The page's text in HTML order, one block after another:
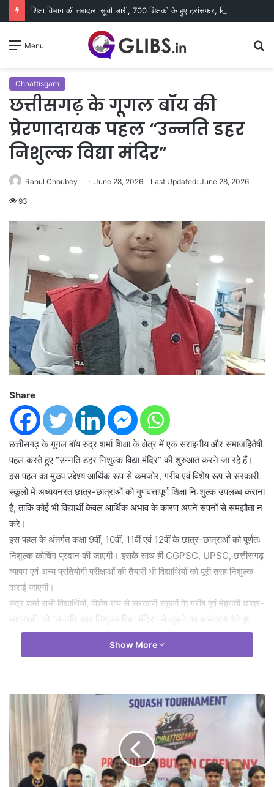
Menu
Chhattisgarh
छत्तीसगढ़ के गूगल बॉय की
प्रेरणादायक पहल “उन्नति डहर
निशुल्क विद्या मंदिर”
Rahul Choubey June 28, 2026 Last Updated: June 28, 2026
93
Share
छत्तीसगढ़ के गूगल बॉय रुद्र शर्मा शिक्षा के क्षेत्र में एक सराहनीय और समाजहितैषी
पहल करते हुए “उन्नति डहर निशुल्क विद्या मंदिर” की शुरुआत करने जा रहे हैं।
इस पहल का मुख्य उद्देश्य आर्थिक रूप से कमजोर, गरीब एवं विशेष रूप से सरकारी
स्कूलों में अध्ययनरत छात्र-छात्राओं को गुणवत्तापूर्ण शिक्षा निःशुल्क उपलब्ध कराना
है, ताकि कोई भी विद्यार्थी केवल आर्थिक अभाव के कारण अपने सपनों से समझौता न
करे।
इस पहल के अंतर्गत कक्षा 9वीं, 10वीं, 11वीं एवं 12वीं के छात्र-छात्राओं को पूर्णतः
निशुल्क कोचिंग प्रदान की जाएगी। इसके साथ ही CGPSC, UPSC, छत्तीसगढ़
व्यापम एवं अन्य प्रतियोगी परीक्षाओं की तैयारी भी विद्यार्थियों को पूरी तरह निशुल्क
कराई जाएगी।
रुद्र शर्मा सभी विद्यार्थियों, विशेष रूप से सरकारी स्कूलों के गरीब एवं मेहनती छात्र-
छात्राओं, को “उन्नति डहर निशुल्क विद्या मंदिर” से जुड़ने का आमंत्रण देते हुए
कहते हैं “ऐसे अनेक प्रतिभाशाली विद्यार्थी हैं जो 12वीं के बाद CGPSC, UPSC
या अन्य प्रतियोगी परीक्षाओं की तैयारी करना चाहते हैं, लेकिन बड़े-बड़े कोचिंग
आर्थिक चिंता के अपने सपनों को साकार करें।”
वे कहते हैं कि उन्होंने कई बार देखा है कि गरीब परिवारों के छात्र-छात्राएँ अपनी
स्कूल या कोचिंग की फीस जुटाने के लिए कड़ाके की ठंड, तेज बारिश या भीषण गर्मी
में अखबार बाँटते हैं, मजदूरी करते हैं या अन्य छोटे-मोटे कार्य करते हैं। इन संघर्षों
को देखकर उन्होंने यह संकल्प लिया कि किसी भी बच्चे की शिक्षा केवल पैसों की कमी
के कारण अधूरी नहीं रहनी चाहिए।
Show More